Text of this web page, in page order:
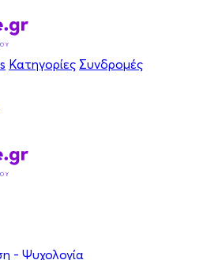
Κατηγορίες Συνδρομές
- Ψυχολογία